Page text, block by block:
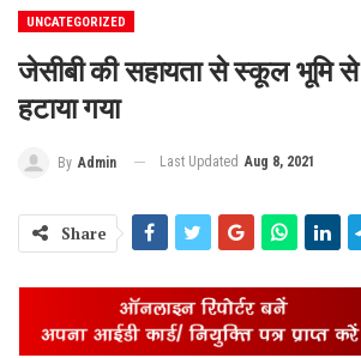
UNCATEGORIZED
जेसीबी की सहायता से स्कूल भूमि
हटाया गया
By Admin Last Updated Aug 8, 2021
Share